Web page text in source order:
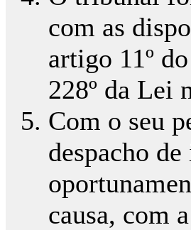
com as
artigo 11º
228º da Lei
Com o seu
despacho
causa, com